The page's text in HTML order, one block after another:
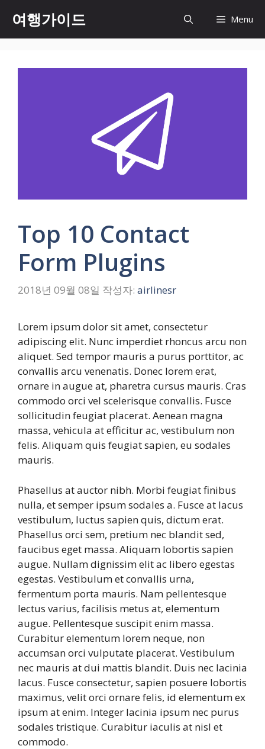
츠
여행가이드 Menu
Top 10 Contact
Form Plugins
2018년 09월 08일 작성자: airlinesr
Lorem ipsum dolor sit amet, consectetur
adipiscing elit. Nunc imperdiet rhoncus arcu non
aliquet. Sed tempor mauris a purus porttitor, ac
convallis arcu venenatis. Donec lorem erat,
ornare in augue at, pharetra cursus mauris. Cras
commodo orci vel scelerisque convallis. Fusce
sollicitudin feugiat placerat. Aenean magna
massa, vehicula at efficitur ac, vestibulum non
felis. Aliquam quis feugiat sapien, eu sodales
mauris.
Phasellus at auctor nibh. Morbi feugiat finibus
nulla, et semper ipsum sodales a. Fusce at lacus
vestibulum, luctus sapien quis, dictum erat.
Phasellus orci sem, pretium nec blandit sed,
faucibus eget massa. Aliquam lobortis sapien
augue. Nullam dignissim elit ac libero egestas
egestas. Vestibulum et convallis urna,
fermentum porta mauris. Nam pellentesque
lectus varius, facilisis metus at, elementum
augue. Pellentesque suscipit enim massa.
Curabitur elementum lorem neque, non
accumsan orci vulputate placerat. Vestibulum
nec mauris at dui mattis blandit. Duis nec lacinia
lacus. Fusce consectetur, sapien posuere lobortis
maximus, velit orci ornare felis, id elementum ex
ipsum at enim. Integer lacinia ipsum nec purus
sodales tristique. Curabitur iaculis at nisl et
commodo.